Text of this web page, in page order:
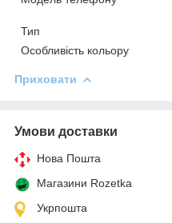
Тип
Особливість кольору
Приховати
Умови доставки
Нова Пошта
Магазини Rozetka
Укрпошта